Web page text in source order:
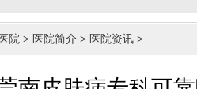
院 > 医院简介 > 医院资讯 >